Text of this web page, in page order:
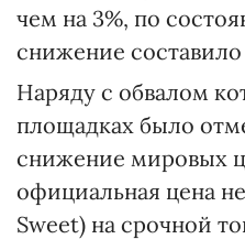
чем на 3%, по
снижение составило
Наряду с обвалом
площадках было
снижение мировых
официальная цена
Sweet) на срочной